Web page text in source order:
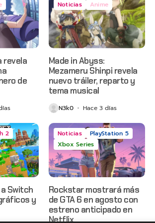
revela
de
Noticias Anime
Made in Abyss:
Mezameru Shinpi revela
nuevo tráiler, reparto y
tema musical
N3k0 Hace 3 días
2
Switch
y
Noticias
PlayStation 5
Xbox Series
Rockstar mostrará más
de GTA 6 en agosto con
estreno anticipado en
Netflix